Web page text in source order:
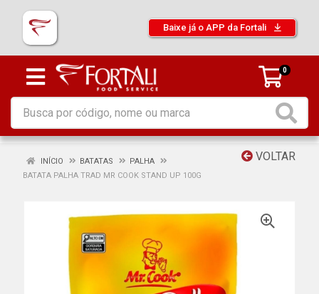
Baixe já o APP da Fortali
0
VOLTAR
INÍCIO BATATAS
PALHA
BATATA PALHA TRAD MR COOK STAND UP 100G